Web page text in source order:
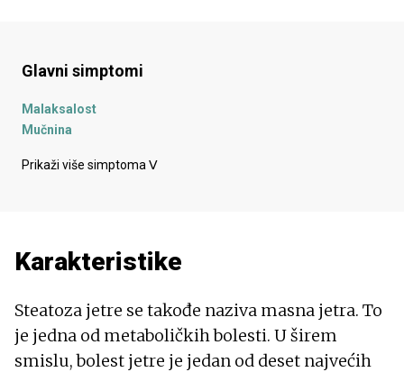
Glavni simptomi
Malaksalost
Mučnina
Prikaži više simptoma ᐯ
Karakteristike
Steatoza jetre se takođe naziva masna jetra. To
je jedna od metaboličkih bolesti. U širem
smislu, bolest jetre je jedan od deset najvećih